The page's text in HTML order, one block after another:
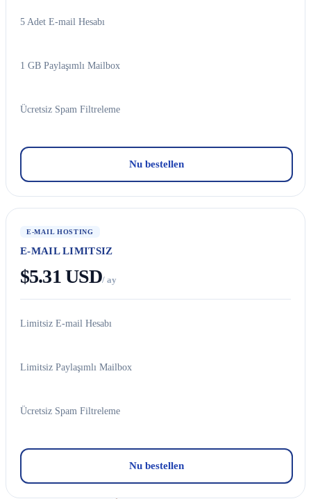
5 Adet E-mail Hesabı
1 GB Paylaşımlı Mailbox
Ücretsiz Spam Filtreleme
Nu bestellen
E-MAIL HOSTING
E-MAIL LIMITSIZ
$5.31 USD/ ay
Limitsiz E-mail Hesabı
Limitsiz Paylaşımlı Mailbox
Ücretsiz Spam Filtreleme
Nu bestellen